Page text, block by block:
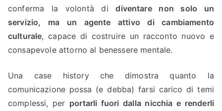
conferma la volontà didiventare non solo un
servizio, ma un agente attivo di cambiamento
culturale, capace di costruire un racconto nuovo e
consapevole attorno al benessere mentale.
Una case history che dimostra quanto la
comunicazione possa (e debba) farsi carico di temi
complessi, per portarli fuori dalla nicchia e renderli